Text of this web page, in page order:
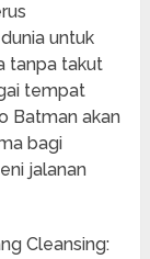
untuk
tanpa takut
tempat
Batman akan
bagi
jalanan
Cleansing: